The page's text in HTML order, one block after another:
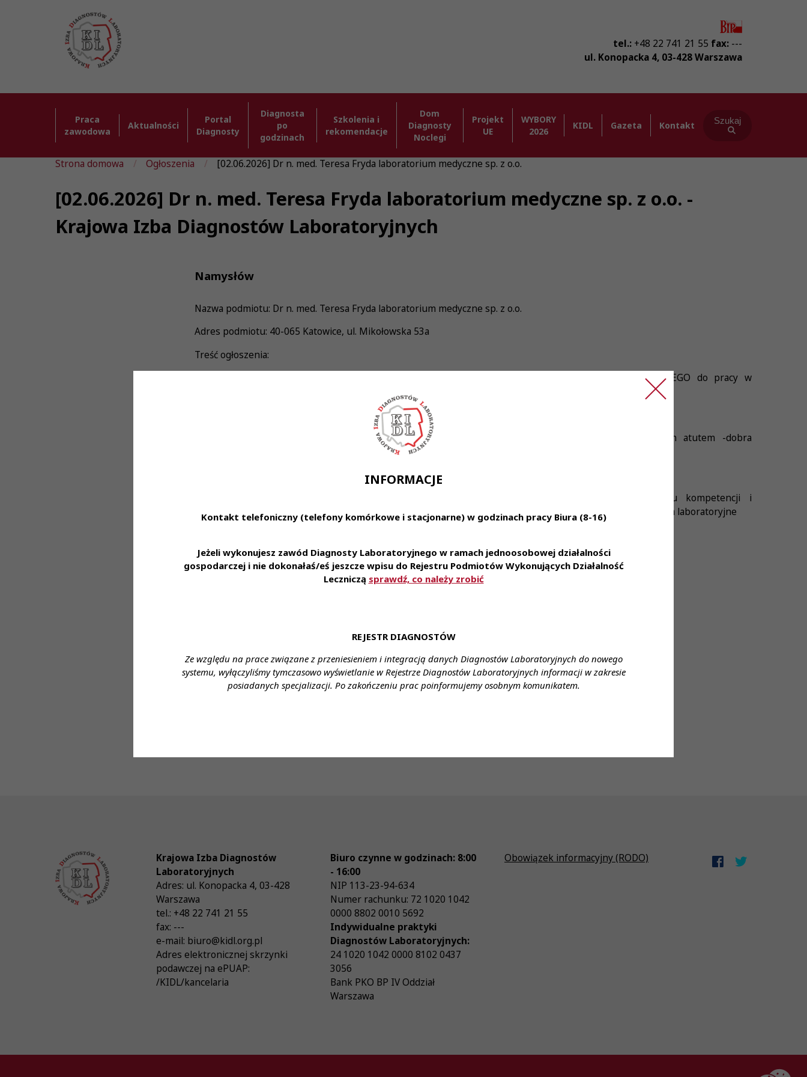
tel.: +48 22 741 21 55 fax: ---
ul. Konopacka 4, 03-428Warszawa
Praca
zawodowa
Aktualności
Portal
Diagnosty
Diagnosta
po
godzinach
Szkolenia i
rekomendacje
Dom
Diagnosty
Noclegi
Projekt
UE
WYBORY
2026
KIDL Gazeta Kontakt Szukaj
INFORMACJE
Kontakt telefoniczny (telefony komórkowe i stacjonarne) w godzinach pracy Biura (8-16)
Jeżeli wykonujesz zawód Diagnosty Laboratoryjnego w ramach jednoosobowej działalności
gospodarczej i nie dokonałaś/eś jeszcze wpisu do Rejestru Podmiotów Wykonujących Działalność
Leczniczą sprawdź, co należy zrobić
REJESTR DIAGNOSTÓW
Ze względu na prace związane z przeniesieniem i integracją danych Diagnostów Laboratoryjnych do nowego
systemu, wyłączyliśmy tymczasowo wyświetlanie w Rejestrze Diagnostów Laboratoryjnych informacji w zakresie
posiadanych specjalizacji. Po zakończeniu prac poinformujemy osobnym komunikatem.
Strona domowa Ogłoszenia [02.06.2026] Dr n. med. Teresa Fryda laboratorium medyczne sp. z o.o.
[02.06.2026] Dr n. med. Teresa Fryda laboratorium medyczne sp. z o.o. -
Krajowa Izba Diagnostów Laboratoryjnych
Namysłów
Nazwa podmiotu: Dr n. med. Teresa Fryda laboratorium medyczne sp. z o.o.
Adres podmiotu: 40-065 Katowice, ul. Mikołowska 53a
Treść ogłoszenia:
Dr n. med. Teresa Fryda Laboratorium Medyczne Sp. z o.o. poszukuje DIAGNOSTY LABORATORYJNEGO do pracy w
-prawo wykonywania zawodu diagnosty laboratoryjnego -uprawnienia serologiczne będą dodatkowym atutem -dobra
organizacja pracy -dyspozycyjność -odpowiedzialność -zaangażowanie w wykonywane obowiązki
-stabilne zatrudnienie-forma zatrudnienia do uzgodnienia -wynagrodzenie adekwatne do poziomu kompetencji i
doświadczenia zawodowego -dofinansowanie do karty Multisport -ubezpieczenie grupowe - zniżki na badania laboratoryjne
Miejsce zatrudnienia: Namysłów, Oleśnicka 4
Wymagane wykształcenie: wyższe kierunkowe
Dane do kontaktu: Stanowisko: diagnosta laboratoryjny
Krajowa Izba Diagnostów
Laboratoryjnych
Adres: ul. Konopacka 4,03-428
Warszawa
tel.: +48 22 741 21 55
fax: ---
e-mail: biuro@kidl.org.pl
Adres elektronicznej skrzynki
podawczej na ePUAP:
/KIDL/kancelaria
Biuro czynne w godzinach: 8:00
- 16:00
NIP 113-23-94-634
Numer rachunku: 72 1020 1042
0000 8802 0010 5692
Indywidualne praktyki
Diagnostów Laboratoryjnych:
24 1020 1042 0000 8102 0437
3056
Bank PKO BP IV Oddział
Warszawa
Obowiązek informacyjny (RODO)